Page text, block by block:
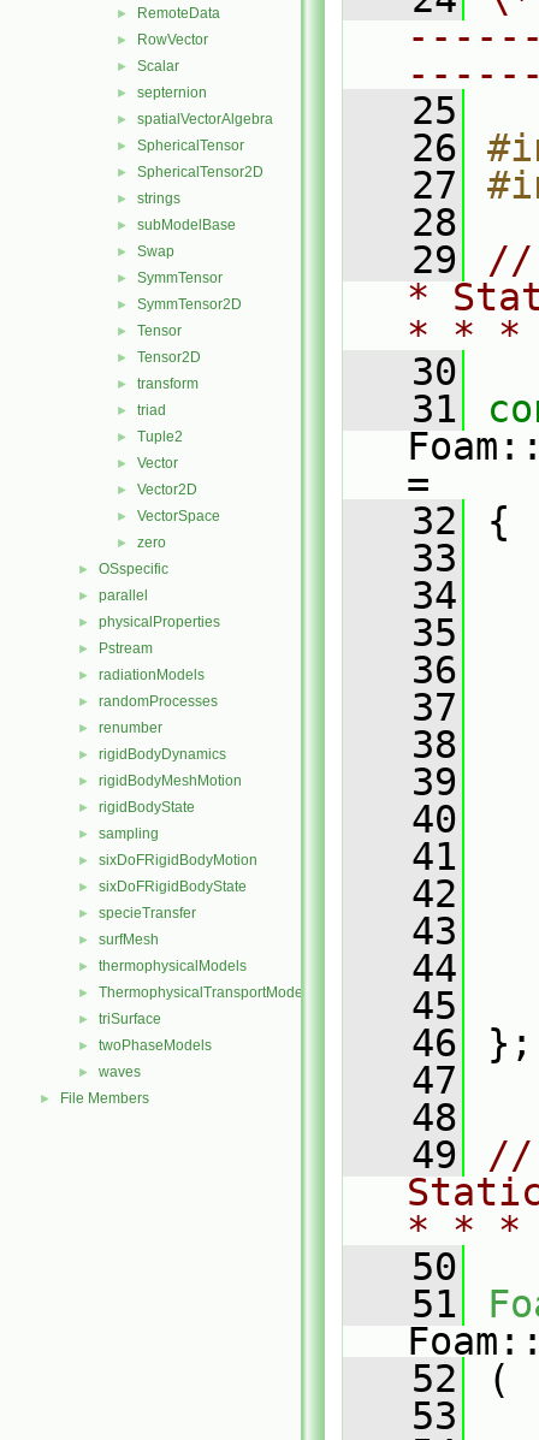
► RemoteData
► RowVector
► Scalar
► septernion
► spatialVectorAlgebra
► SphericalTensor
► SphericalTensor2D
► strings
► subModelBase
► Swap
► SymmTensor
► SymmTensor2D
► Tensor
► Tensor2D
► transform
► triad
► Tuple2
► Vector
► Vector2D
► VectorSpace
► zero
► OSspecific
► parallel
► physicalProperties
► Pstream
► radiationModels
► randomProcesses
► renumber
► rigidBodyDynamics
► rigidBodyMeshMotion
► rigidBodyState
► sampling
► sixDoFRigidBodyMotion
► sixDoFRigidBodyState
► specieTransfer
► surfMesh
► thermophysicalModels
► ThermophysicalTransportModels
► triSurface
► twoPhaseModels
► waves
► File Members
   25
   26
   27
   28
   29
//
*
* *
   30
   31
=
   32
{
   33
   34
   35
   36
   37
   38
   39
   40
   41
   42
   43
   44
   45
   46
};
   47
   48
   49
//
* * *
   50
   51
   52
(
   53